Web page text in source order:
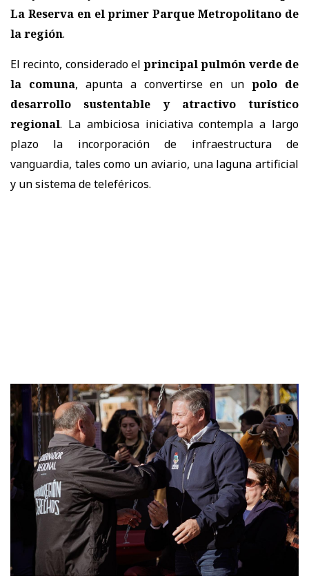
La Reserva en el primer Parque Metropolitano de
la región.
El recinto, considerado elprincipal pulmón verde de
la comuna, apunta a convertirse en unpolo de
desarrollo sustentable y atractivo turístico
regional. La ambiciosa iniciativa contempla a largo
plazo la incorporación de infraestructura de
vanguardia, tales como un aviario, una laguna artificial
y un sistema de teleféricos.